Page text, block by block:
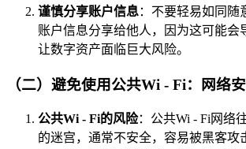
谨慎分享账户信息：不要轻易如同随
账户信息分享给他人，因为这可能会
让数字资产面临巨大风险。
（二）避免使用公共Wi - Fi：网络
公共Wi - Fi的风险：公共Wi - Fi网络
的迷宫，通常不安全，容易被黑客攻